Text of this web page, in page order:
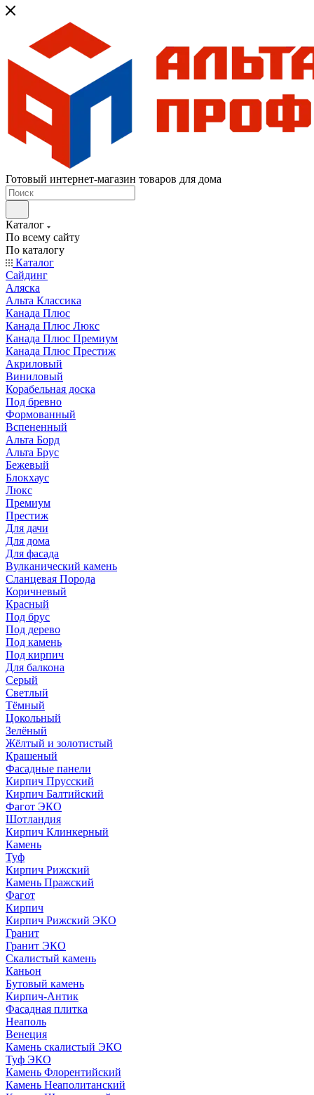
Готовый интернет-магазин товаров для дома
Каталог
По всему сайту
По каталогу
Каталог
Сайдинг
Аляска
Альта Классика
Канада Плюс
Канада Плюс Люкс
Канада Плюс Премиум
Канада Плюс Престиж
Акриловый
Виниловый
Корабельная доска
Под бревно
Формованный
Вспененный
Альта Борд
Альта Брус
Бежевый
Блокхаус
Люкс
Премиум
Престиж
Для дачи
Для дома
Для фасада
Вулканический камень
Сланцевая Порода
Коричневый
Красный
Под брус
Под дерево
Под камень
Под кирпич
Для балкона
Серый
Светлый
Тёмный
Цокольный
Зелёный
Жёлтый и золотистый
Крашеный
Фасадные панели
Кирпич Прусский
Кирпич Балтийский
Фагот ЭКО
Шотландия
Кирпич Клинкерный
Камень
Туф
Кирпич Рижский
Камень Пражский
Фагот
Кирпич
Кирпич Рижский ЭКО
Гранит
Гранит ЭКО
Скалистый камень
Каньон
Бутовый камень
Кирпич-Антик
Фасадная плитка
Неаполь
Венеция
Камень скалистый ЭКО
Туф ЭКО
Камень Флорентийский
Камень Неаполитанский